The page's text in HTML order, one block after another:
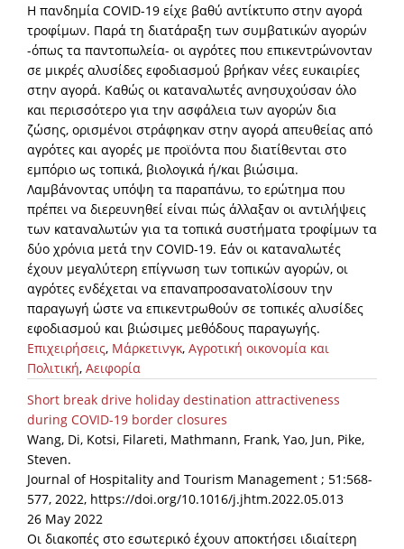
Η πανδημία COVID-19 είχε βαθύ αντίκτυπο στην αγορά
τροφίμων. Παρά τη διατάραξη των συμβατικών αγορών
-όπως τα παντοπωλεία- οι αγρότες που επικεντρώνονταν
σε μικρές αλυσίδες εφοδιασμού βρήκαν νέες ευκαιρίες
στην αγορά. Καθώς οι καταναλωτές ανησυχούσαν όλο
και περισσότερο για την ασφάλεια των αγορών δια
ζώσης, ορισμένοι στράφηκαν στην αγορά απευθείας από
αγρότες και αγορές με προϊόντα που διατίθενται στο
εμπόριο ως τοπικά, βιολογικά ή/και βιώσιμα.
Λαμβάνοντας υπόψη τα παραπάνω, το ερώτημα που
πρέπει να διερευνηθεί είναι πώς άλλαξαν οι αντιλήψεις
των καταναλωτών για τα τοπικά συστήματα τροφίμων τα
δύο χρόνια μετά την COVID-19. Εάν οι καταναλωτές
έχουν μεγαλύτερη επίγνωση των τοπικών αγορών, οι
αγρότες ενδέχεται να επαναπροσανατολίσουν την
παραγωγή ώστε να επικεντρωθούν σε τοπικές αλυσίδες
εφοδιασμού και βιώσιμες μεθόδους παραγωγής.
Επιχειρήσεις, Μάρκετινγκ, Αγροτική οικονομία και
Πολιτική, Αειφορία
Short break drive holiday destination attractiveness
during COVID-19 border closures
Wang, Di, Kotsi, Filareti, Mathmann, Frank, Yao, Jun, Pike,
Steven.
Journal of Hospitality and Tourism Management ; 51:568-
577, 2022, https://doi.org/10.1016/j.jhtm.2022.05.013
26 May 2022
Οι διακοπές στο εσωτερικό έχουν αποκτήσει ιδιαίτερη